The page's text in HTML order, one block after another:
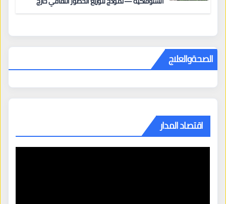
الصحةوالعلاج
اقتصاد المدار